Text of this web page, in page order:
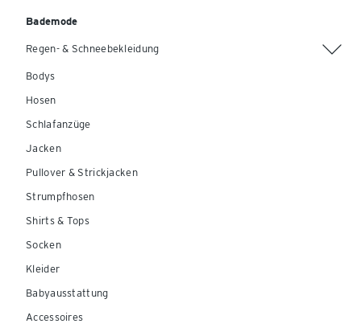
Bademode
Regen- & Schneebekleidung
Bodys
Hosen
Schlafanzüge
Jacken
Pullover & Strickjacken
Strumpfhosen
Shirts & Tops
Socken
Kleider
Babyausstattung
Accessoires